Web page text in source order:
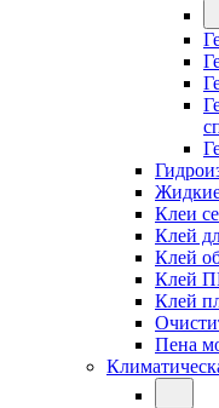
Клеи
Клей
Клей
Клей
Клей
Пена